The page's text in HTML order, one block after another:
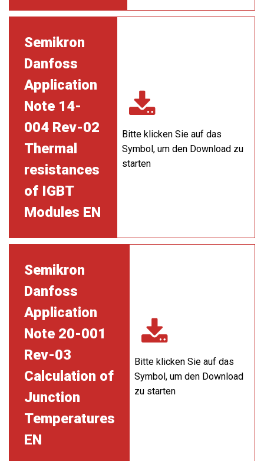
Semikron
Danfoss
Application
Note 14-
004 Rev-02
Thermal
resistances
of IGBT
Modules EN
Bitte klicken Sie auf das
Symbol, um den Download zu
starten
Semikron
Danfoss
Application
Note 20-001
Rev-03
Calculation of
Junction
Temperatures
EN
Bitte klicken Sie auf das
Symbol, um den Download
zu starten